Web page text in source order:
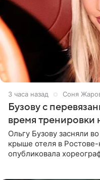
3 часа назад Соня
Бузову с
время тренировки
Ольгу Бузову засняли
крыше отеля в
опубликовала